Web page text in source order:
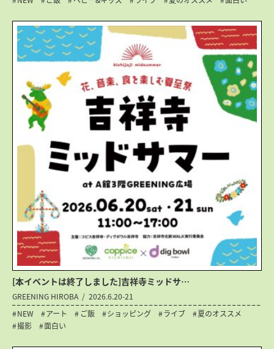
[本イベントは終了しました]吉祥寺ミッドサ…
GREENING HIROBA
2026.6.20-21
NEW
アート ご飯 ショッピング ライブ
夏のオススメ
撮影
面白い